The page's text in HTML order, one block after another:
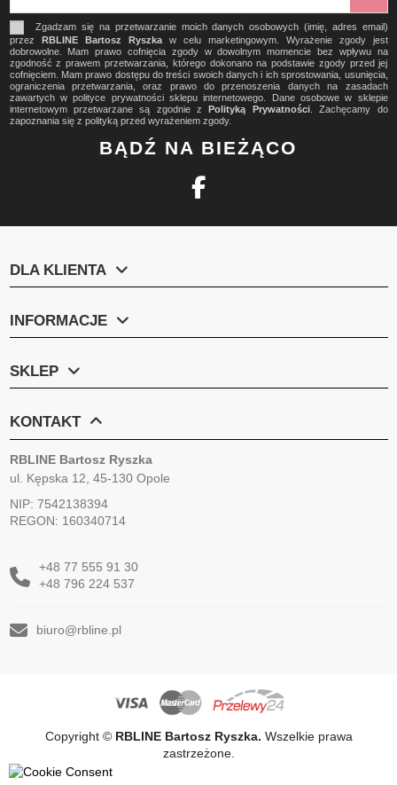
Zgadzam się na przetwarzanie moich danych osobowych (imię, adres email)
przez RBLINE Bartosz Ryszkaw celu marketingowym. Wyrażenie zgody jest
dobrowolne. Mam prawo cofnięcia zgody w dowolnym momencie bez wpływu na
zgodność z prawem przetwarzania, którego dokonano na podstawie zgody przed jej
cofnięciem. Mam prawo dostępu do treści swoich danych i ich sprostowania, usunięcia,
ograniczenia przetwarzania, oraz prawo do przenoszenia danych na zasadach
zawartych w polityce prywatności sklepu internetowego. Dane osobowe w sklepie
internetowym przetwarzane są zgodnie zPolityką Prywatności. Zachęcamy do
zapoznania się z polityką przed wyrażeniem zgody.
BĄDŹ NA BIEŻĄCO
DLA KLIENTA
INFORMACJE
SKLEP
KONTAKT
RBLINE Bartosz Ryszka
ul. Kępska 12, 45-130 Opole
NIP: 7542138394
REGON: 160340714
+48 77 555 91 30
+48 796 224 537
biuro@rbline.pl
Copyright © RBLINE Bartosz Ryszka. Wszelkie prawa
zastrzeżone.